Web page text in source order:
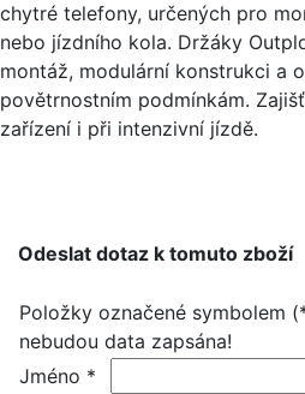
chytré telefony, určených pro
nebo jízdního kola. Držáky
montáž, modulární konstrukci a
povětrnostním podmínkám.
zařízení i při intenzivní jízdě.
Odeslat dotaz k tomuto zboží
Položky označené symbolem
nebudou data zapsána!
Jméno *